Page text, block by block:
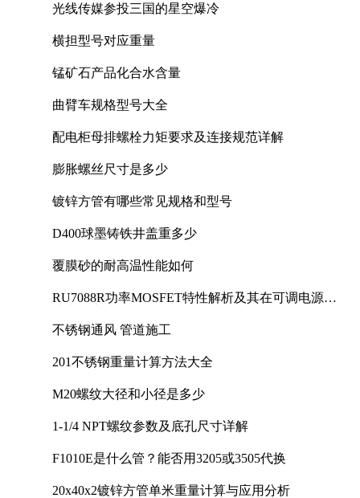
光线传媒参投三国的星空爆冷
横担型号对应重量
锰矿石产品化合水含量
曲臂车规格型号大全
配电柜母排螺栓力矩要求及连接规范详解
膨胀螺丝尺寸是多少
镀锌方管有哪些常见规格和型号
D400球墨铸铁井盖重多少
覆膜砂的耐高温性能如何
RU7088R功率MOSFET特性解析及其在可调电源设
不锈钢通风 管道施工
201不锈钢重量计算方法大全
M20螺纹大径和小径是多少
1-1/4 NPT螺纹参数及底孔尺寸详解
F1010E是什么管？能否用3205或3505代换
20x40x2镀锌方管单米重量计算与应用分析